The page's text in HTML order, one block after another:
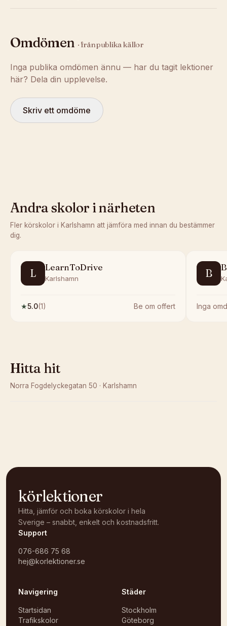
Omdömen · från publika källor
Inga publika omdömen ännu — har du tagit lektioner
här? Dela din upplevelse.
Skriv ett omdöme
Andra skolor i närheten
Fler körskolor i Karlshamn att jämföra med innan du bestämmer
dig.
L LearnToDrive
Karlshamn
★5.0(1) Be om offert
B
Inga
Hitta hit
Norra Fogdelyckegatan 50 · Karlshamn
körlektioner
Hitta, jämför och boka körskolor i hela
Sverige – snabbt, enkelt och kostnadsfritt.
Support
076-686 75 68
hej@korlektioner.se
Navigering
Startsidan
Trafikskolor
Städer
Stockholm
Göteborg